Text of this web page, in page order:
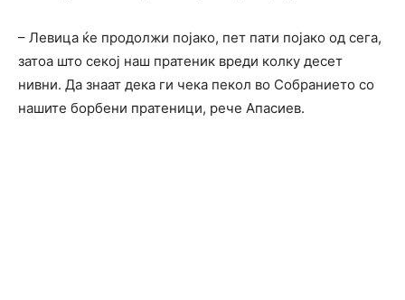
– Левица ќе продолжи појако, пет пати појако од сега,
затоа што секој наш пратеник вреди колку десет
нивни. Да знаат дека ги чека пекол во Собранието со
нашите борбени пратеници, рече Апасиев.